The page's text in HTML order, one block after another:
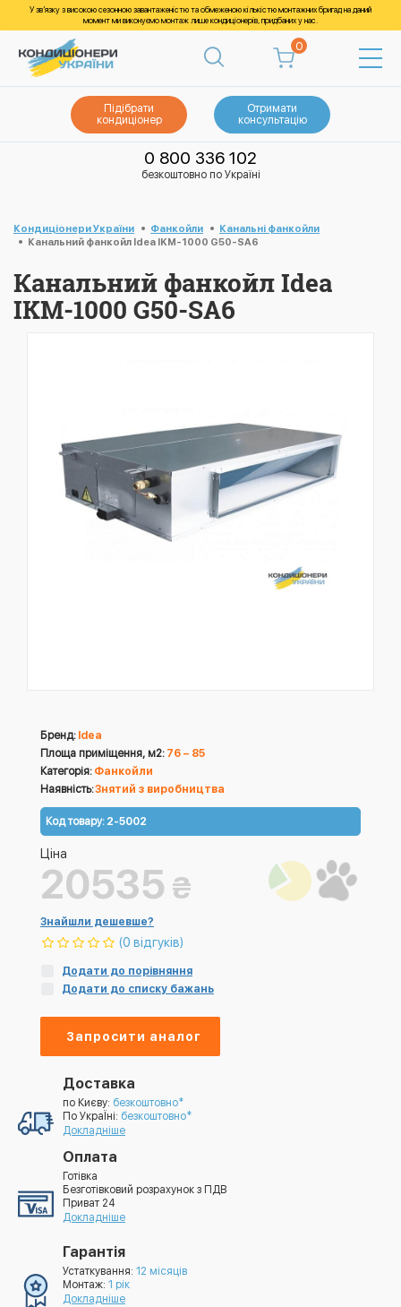
У зв’язку з високою сезонною завантаженістю та обмеженою кількістю монтажних бригад на даний
момент ми виконуємо монтаж лише кондиціонерів, придбаних у нас.
0
Підібрати
кондиціонер
Отримати
консультацію
0 800 336 102
безкоштовно по Україні
Кондиціонери України Фанкойли
Канальні фанкойли
Канальний фанкойл Idea IKM-1000 G50-SA6
Канальний фанкойл Idea
IKM-1000 G50-SA6
Бренд: Idea
Площа приміщення, м2: 76 – 85
Категорія: Фанкойли
Наявність:Знятий з виробництва
Код товару: 2-5002
Ціна
20535 ₴
Знайшли дешевше?
(0 відгуків)
Додати до порівняння
Додати до списку бажань
Запросити аналог
Доставка
по Києву: безкоштовно*
По УкраЇні: безкоштовно*
Докладніше
Оплата
Готівка
Безготівковий розрахунок з ПДВ
Приват 24
Докладніше
Гарантія
Устаткування: 12 місяців
Монтаж: 1 рік
Докладніше